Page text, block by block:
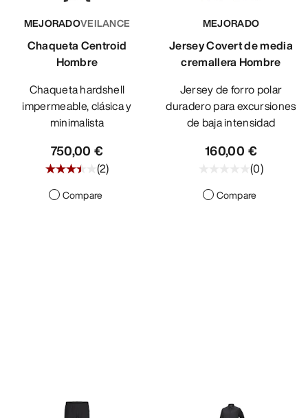
MEJORADOVEILANCE
Chaqueta Centroid
Hombre
Chaqueta hardshell
impermeable, clásica y
minimalista
750,00 €
(2)
Compare
MEJORADO
Jersey Covert de media
cremallera Hombre
Jersey de forro polar
duradero para excursiones
de baja intensidad
160,00 €
(0)
Compare